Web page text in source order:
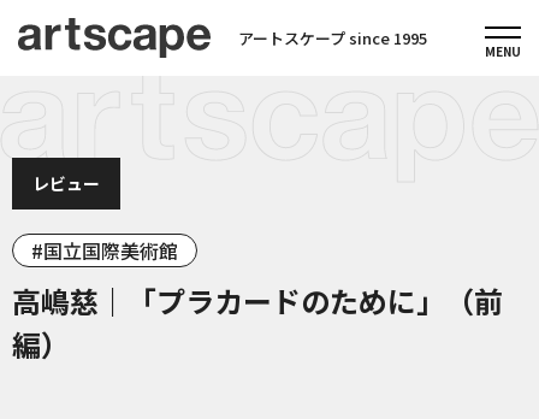
アートスケープ since 1995
レビュー
国立国際美術館
高嶋慈｜「プラカードのために」（前
編）